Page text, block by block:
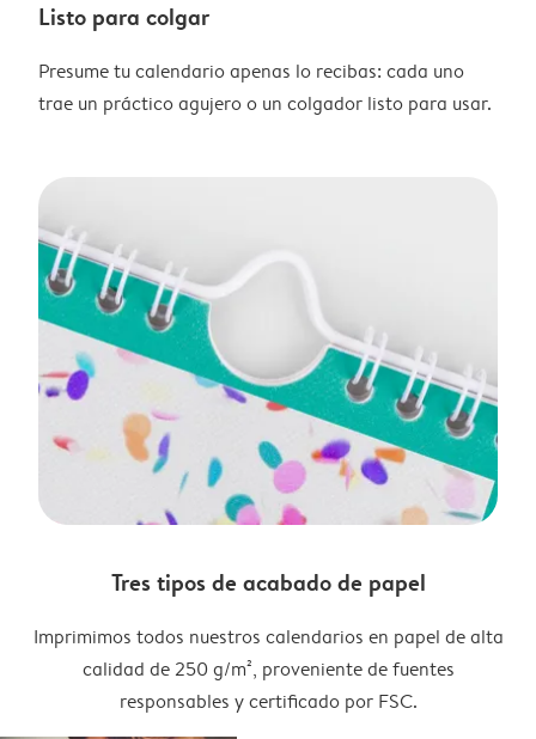
Listo para colgar
Presume tu calendario apenas lo recibas: cada uno
trae un práctico agujero o un colgador listo para usar.
Tres tipos de acabado de papel
Imprimimos todos nuestros calendarios en papel de alta
calidad de 250 g/m², proveniente de fuentes
responsables y certificado por FSC.